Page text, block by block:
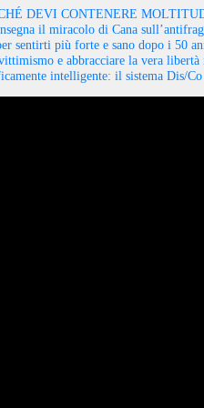
DEVI CONTENERE
il miracolo di Cana
sentirti più forte e sano dopo i 50
e abbracciare la vera libertà
intelligente: il sistema Dis/